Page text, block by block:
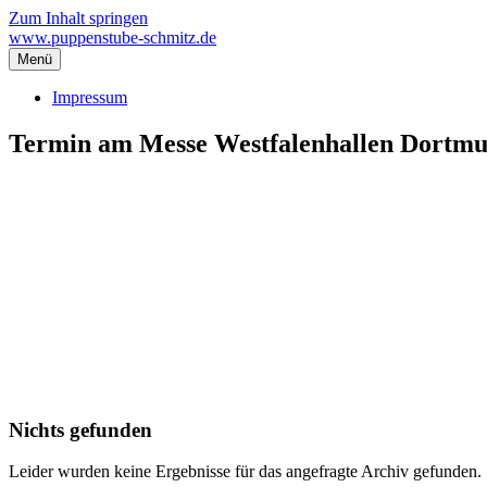
Zum Inhalt springen
www.puppenstube-schmitz.de
Menü
Impressum
Termin am Messe Westfalenhallen
Nichts gefunden
Leider wurden keine Ergebnisse für das angefragte Archiv gefunden.